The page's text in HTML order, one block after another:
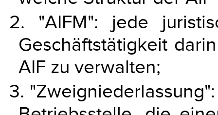
2. "AIFM": jede
Geschäftstätigkeit
AIF zu verwalten;
3.